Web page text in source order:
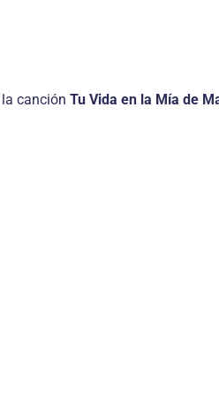
canción Tu Vida en la Mía de